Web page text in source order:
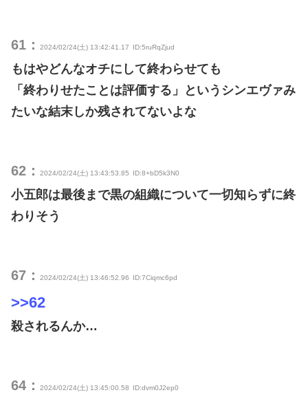
61： 2024/02/24(土) 13:42:41.17 ID:5ruRqZjud
もはやどんなオチにして終わらせても
「終わりせたことは評価する」というシンエヴァみ
たいな結末しか残されてないよな
62： 2024/02/24(土) 13:43:53.85 ID:8+bD5k3N0
小五郎は最後まで黒の組織について一切知らずに終
わりそう
67： 2024/02/24(土) 13:46:52.96 ID:7Ciqmc6pd
>>62
殺されるんか…
64： 2024/02/24(土) 13:45:00.58 ID:dvm0J2ep0